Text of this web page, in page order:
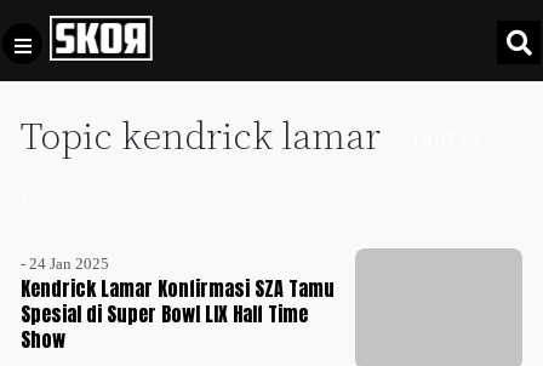
Topic kendrick lamar
- 24 Jan 2025
Kendrick Lamar Konfirmasi SZA Tamu
Spesial di Super Bowl LIX Half Time
Show
Football +
Sports
Update
+
Privacy
Media
Siber
Disclaimer